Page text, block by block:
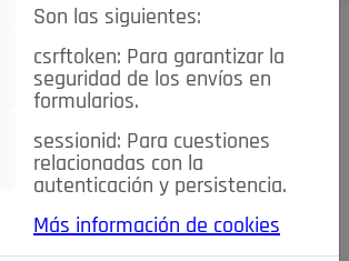
Caridad
Ciencia&Tecnología
Economía
Estilo de Vida
Madrid Opinión IN
Pozuelo de Alarcón
Salud 🔴 En Directo
NOTICIAS
Son las siguientes:
csrftoken: Para garantizar la
seguridad de los envíos en
formularios.
sessionid: Para cuestiones
relacionadas con la
autenticación y persistencia.
Más información de cookies